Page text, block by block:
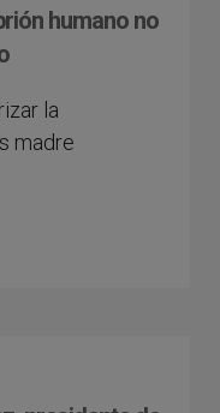
humano no
la
madre